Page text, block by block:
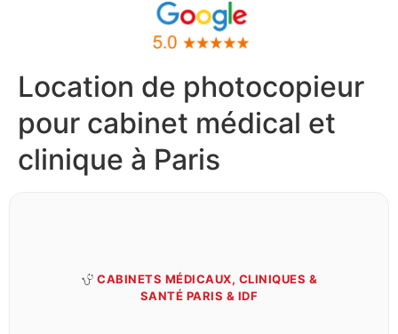
Location de photocopieur
pour cabinet médical et
clinique à Paris
CABINETS MÉDICAUX, CLINIQUES &
SANTÉ PARIS & IDF